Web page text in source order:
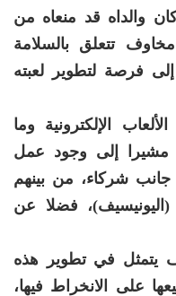
والداه قد منعاه من
تتعلق بالسلامة
فرصة لتطوير لعبته
الإلكترونية وما
مشيرا إلى وجود عمل
شركاء، من بينهم
(اليونيسيف)، فضلا عن
يتمثل في تطوير هذه
على الانخراط فيها،